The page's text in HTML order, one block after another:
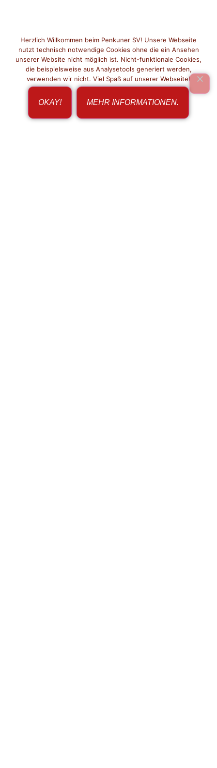
Herzlich Willkommen beim Penkuner SV! Unsere Webseite
nutzt technisch notwendige Cookies ohne die ein Ansehen
unserer Website nicht möglich ist. Nicht-funktionale Cookies,
die beispielsweise aus Analysetools generiert werden,
verwenden wir nicht. Viel Spaß auf unserer Webseite!
OKAY! MEHR INFORMATIONEN.